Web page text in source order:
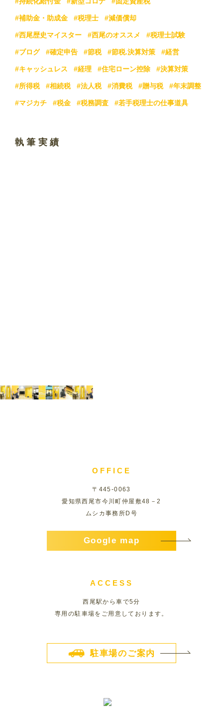
#補助金・助成金 #税理士 #減価償却
#西尾歴史マイスター #西尾のオススメ #税理士試験
#ブログ #確定申告 #節税 #節税.決算対策 #経営
#キャッシュレス #経理 #住宅ローン控除 #決算対策
#所得税 #相続税 #法人税 #消費税 #贈与税 #年末調整
#マジカチ #税金 #税務調査 #若手税理士の仕事道具
執筆実績
OFFICE
〒445-0063
愛知県西尾市今川町仲屋敷48－2
ムシカ事務所D号
Google map
ACCESS
西尾駅から車で5分
専用の駐車場をご用意しております。
駐車場のご案内